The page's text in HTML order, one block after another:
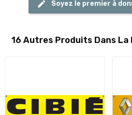
Soyez le premier à
16 Autres Produits Dans La